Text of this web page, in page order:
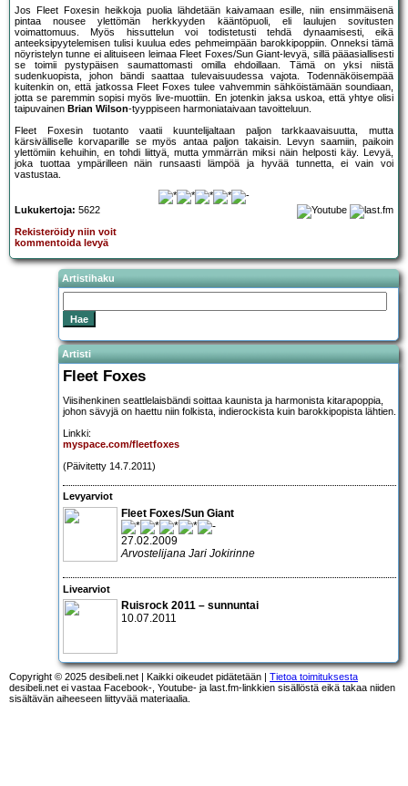
Jos Fleet Foxesin heikkoja puolia lähdetään kaivamaan esille, niin ensimmäisenä
pintaa nousee ylettömän herkkyyden kääntöpuoli, eli laulujen sovitusten
voimattomuus. Myös hissuttelun voi todistetusti tehdä dynaamisesti, eikä
anteeksipyytelemisen tulisi kuulua edes pehmeimpään barokkipoppiin. Onneksi tämä
nöyristelyn tunne ei alituiseen leimaa Fleet Foxes/Sun Giant-levyä, sillä pääasiallisesti
se toimii pystypäisen saumattomasti omilla ehdoillaan. Tämä on yksi niistä
sudenkuopista, johon bändi saattaa tulevaisuudessa vajota. Todennäköisempää
kuitenkin on, että jatkossa Fleet Foxes tulee vahvemmin sähköistämään soundiaan,
jotta se paremmin sopisi myös live-muottiin. En jotenkin jaksa uskoa, että yhtye olisi
taipuvainen Brian Wilson-tyyppiseen harmoniataivaan tavoitteluun.
Fleet Foxesin tuotanto vaatii kuuntelijaltaan paljon tarkkaavaisuutta, mutta
kärsivälliselle korvaparille se myös antaa paljon takaisin. Levyn saamiin, paikoin
ylettömiin kehuihin, en tohdi liittyä, mutta ymmärrän miksi näin helposti käy. Levyä,
joka tuottaa ympärilleen näin runsaasti lämpöä ja hyvää tunnetta, ei vain voi
vastustaa.
Lukukertoja: 5622
Rekisteröidy niin voit
kommentoida levyä
Artistihaku
Artisti
Fleet Foxes
Viisihenkinen seattlelaisbändi soittaa kaunista ja harmonista kitarapoppia,
johon sävyjä on haettu niin folkista, indierockista kuin barokkipopista lähtien.
Linkki:
myspace.com/fleetfoxes
(Päivitetty 14.7.2011)
Levyarviot
Fleet Foxes/Sun Giant
27.02.2009
Arvostelijana Jari Jokirinne
Livearviot
Ruisrock 2011 – sunnuntai
10.07.2011
Copyright © 2025 desibeli.net | Kaikki oikeudet pidätetään | Tietoa toimituksesta
desibeli.net ei vastaa Facebook-, Youtube- ja last.fm-linkkien sisällöstä eikä takaa niiden
sisältävän aiheeseen liittyvää materiaalia.